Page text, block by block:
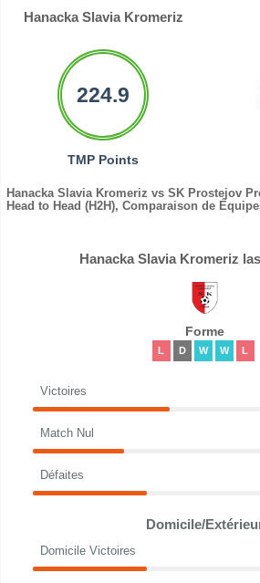
Hanacka Slavia Kromeriz
224.9
TMP Points
Hanacka Slavia Kromeriz vs SK Prostejov
Head to Head (H2H), Comparaison de
Hanacka Slavia Kromeriz
Forme
L D W W L
Victoires
Match Nul
Défaites
Domicile/
Domicile Victoires